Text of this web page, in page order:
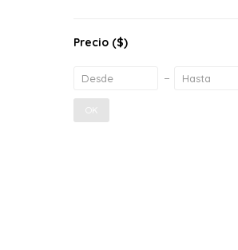
Precio ($)
OK